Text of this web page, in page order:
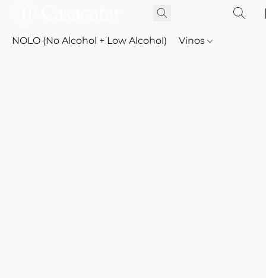
NOLO (No Alcohol + Low Alcohol) Vinos